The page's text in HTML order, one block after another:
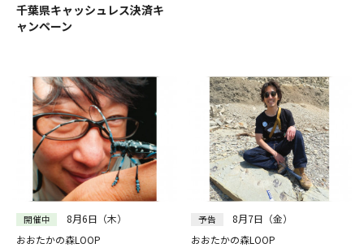
千葉県キャッシュレス決済キ
ャンペーン
開催中
8月6日（木）
おおたかの森LOOP
予告
8月7日（金）
おおたかの森LOOP